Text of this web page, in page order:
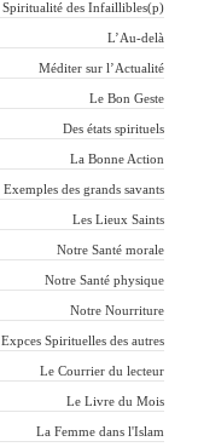
Spiritualité des Infaillibles(p)
L’Au-delà
Méditer sur l’Actualité
Le Bon Geste
Des états spirituels
La Bonne Action
Exemples des grands savants
Les Lieux Saints
Notre Santé morale
Notre Santé physique
Notre Nourriture
Expces Spirituelles des autres
Le Courrier du lecteur
Le Livre du Mois
La Femme dans l'Islam